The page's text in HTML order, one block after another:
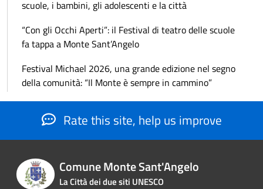
scuole, i bambini, gli adolescenti e la città
“Con gli Occhi Aperti”: il Festival di teatro delle scuole
fa tappa a Monte Sant’Angelo
Festival Michael 2026, una grande edizione nel segno
della comunità: “Il Monte è sempre in cammino”
Rate this site, help us improve
Comune Monte Sant'Angelo
La Città dei due siti UNESCO